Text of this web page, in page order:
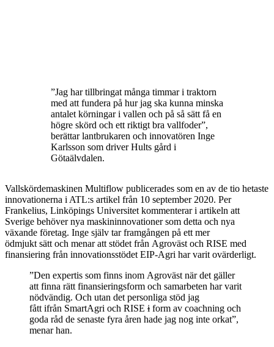
”Jag har tillbringat många timmar i traktorn
med att fundera på hur jag ska kunna minska
antalet körningar i vallen och på så sätt få en
högre skörd och ett riktigt bra vallfoder”,
berättar lantbrukaren och innovatören Inge
Karlsson som driver Hults gård i
Götaälvdalen.
Vallskördemaskinen Multiflow publicerades som en av de tio hetaste
innovationerna i ATL:s artikel från 10 september 2020. Per
Frankelius, Linköpings Universitet kommenterar i artikeln att
Sverige behöver nya maskininnovationer som detta och nya
växande företag. Inge själv tar framgången på ett mer
ödmjukt sätt och menar att stödet från Agroväst och RISE med
finansiering från innovationsstödet EIP-Agri har varit ovärderligt.
”Den expertis som finns inom Agroväst när det gäller
att finna rätt finansieringsform och samarbeten har varit
nödvändig. Och utan det personliga stöd jag
fått ifrån SmartAgri och RISE i form av coachning och
goda råd de senaste fyra åren hade jag nog inte orkat”,
menar han.